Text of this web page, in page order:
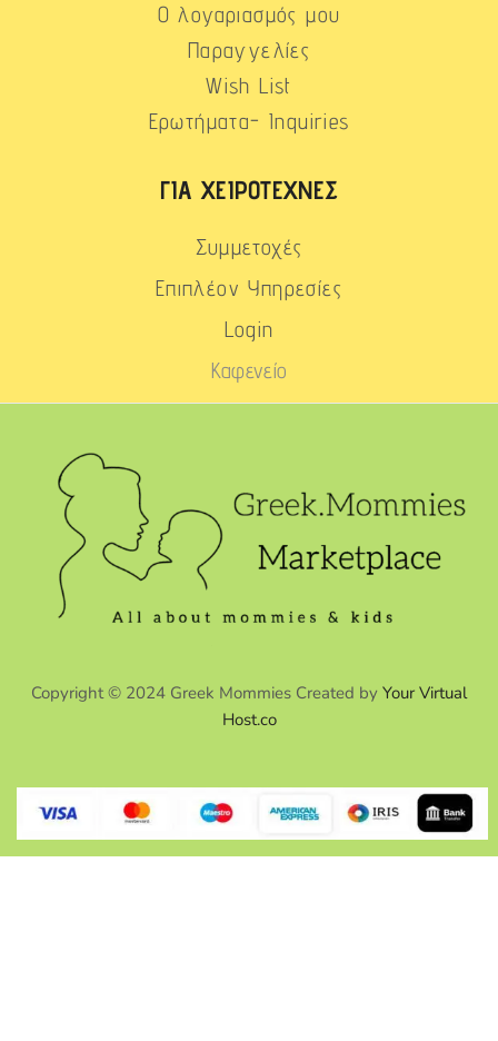
Ο λογαριασμός μου
Παραγγελίες
Wish List
Ερωτήματα- Inquiries
ΓΙΑ ΧΕΙΡΟΤΈΧΝΕΣ
Συμμετοχές
Επιπλέον Υπηρεσίες
Login
Καφενείο
Copyright © 2024 Greek Mommies Created by Your Virtual
Host.co